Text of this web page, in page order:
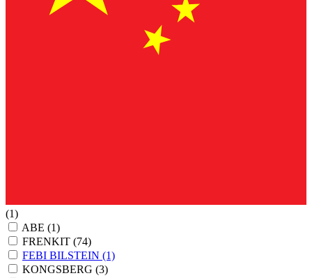
(1)
ABE (1)
FRENKIT (74)
FEBI BILSTEIN (1)
KONGSBERG (3)